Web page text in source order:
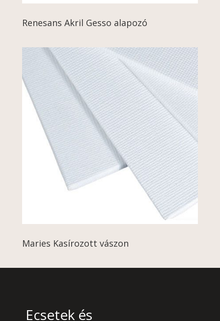
Renesans Akril Gesso alapozó
Maries Kasírozott vászon
Ecsetek és